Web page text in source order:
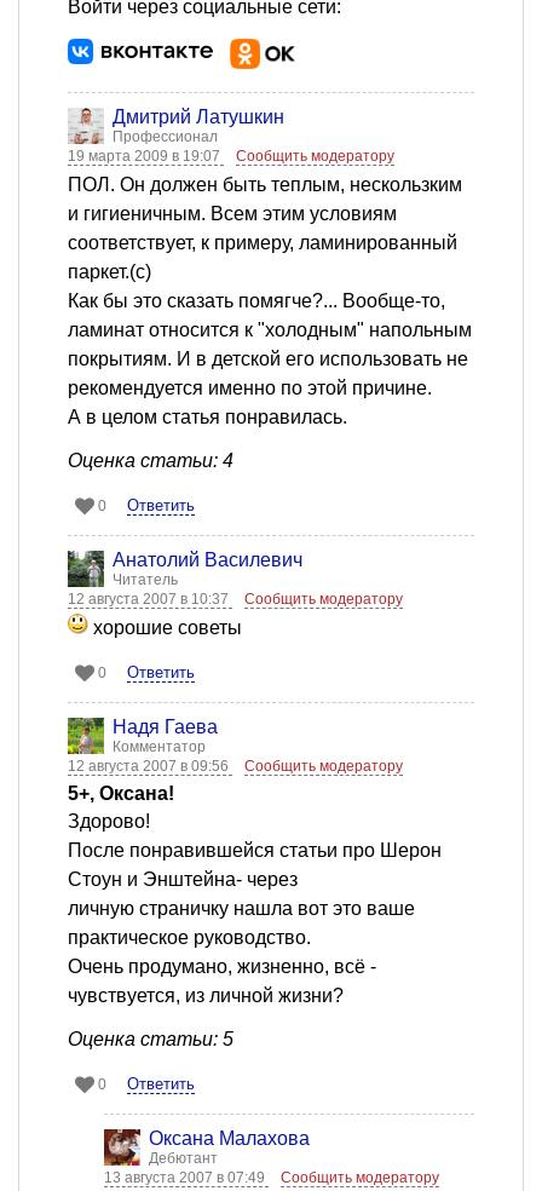
Войти через социальные сети:
Дмитрий Латушкин
Профессионал
19 марта 2009 в 19:07
Сообщить модератору
ПОЛ. Он должен быть теплым, нескользким
и гигиеничным. Всем этим условиям
соответствует, к примеру, ламинированный
паркет.(с)
Как бы это сказать помягче?... Вообще-то,
ламинат относится к "холодным" напольным
покрытиям. И в детской его использовать не
рекомендуется именно по этой причине.
А в целом статья понравилась.
Оценка статьи: 4
0 Ответить
Анатолий Василевич
Читатель
12 августа 2007 в 10:37
Сообщить модератору
хорошие советы
0 Ответить
Надя Гаева
Комментатор
12 августа 2007 в 09:56
Сообщить модератору
5+, Оксана!
Здорово!
После понравившейся статьи про Шерон
Стоун и Энштейна- через
личную страничку нашла вот это ваше
практическое руководство.
Очень продумано, жизненно, всё -
чувствуется, из личной жизни?
Оценка статьи: 5
0 Ответить
Оксана Малахова
Дебютант
13 августа 2007 в 07:49
Сообщить модератору